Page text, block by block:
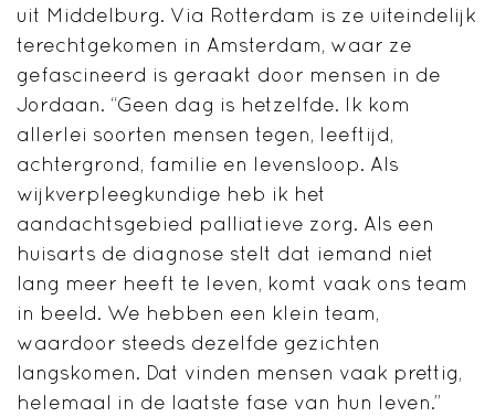
uit Middelburg. Via Rotterdam is ze uiteindelijk
terechtgekomen in Amsterdam, waar ze
gefascineerd is geraakt door mensen in de
Jordaan. “Geen dag is hetzelfde. Ik kom
allerlei soorten mensen tegen, leeftijd,
achtergrond, familie en levensloop. Als
wijkverpleegkundige heb ik het
aandachtsgebied palliatieve zorg. Als een
huisarts de diagnose stelt dat iemand niet
lang meer heeft te leven, komt vaak ons team
in beeld. We hebben een klein team,
waardoor steeds dezelfde gezichten
langskomen. Dat vinden mensen vaak prettig,
helemaal in de laatste fase van hun leven.”